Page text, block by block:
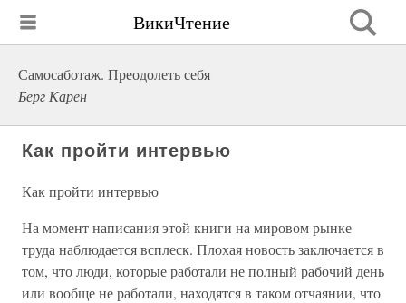
ВикиЧтение
Самосаботаж. Преодолеть себя
Берг Карен
Как пройти интервью
Как пройти интервью
На момент написания этой книги на мировом рынке
труда наблюдается всплеск. Плохая новость заключается в
том, что люди, которые работали не полный рабочий день
или вообще не работали, находятся в таком отчаянии, что